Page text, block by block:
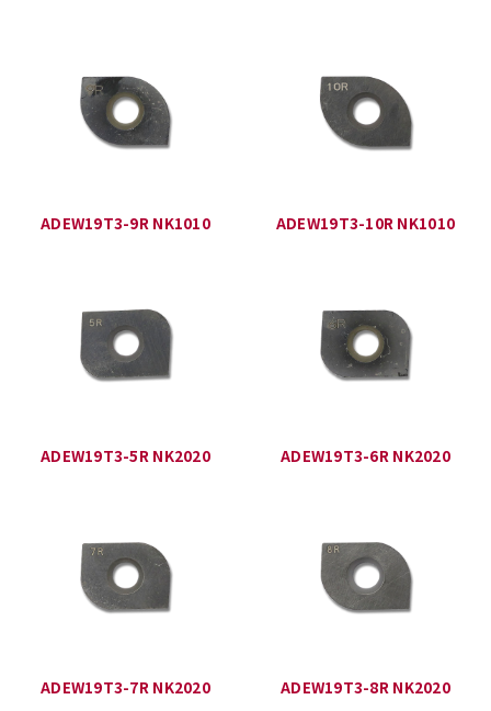
ADEW19T3-9R NK1010 ADEW19T3-10R NK1010
ADEW19T3-5R NK2020 ADEW19T3-6R NK2020
ADEW19T3-7R NK2020 ADEW19T3-8R NK2020